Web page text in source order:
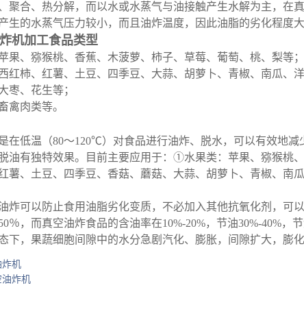
聚合、热分解，而以水或水蒸气与油接触产生水解为主，在
生的水蒸气压力较小，而且油炸温度，因此油脂的劣化程度大
机加工食品类型
果、猕猴桃、香蕉、木菠萝、柿子、草莓、葡萄、桃、梨等；
红柿、红薯、土豆、四季豆、大蒜、胡萝卜、青椒、南瓜、洋
枣、花生等；
禽肉类等。
在低温（80～120℃）对食品进行油炸、脱水，可以有效地减
油有独特效果。目前主要应用于：①水果类：苹果、猕猴桃
薯、土豆、四季豆、香菇、蘑菇、大蒜、胡萝卜、青椒、
炸可以防止食用油脂劣化变质，不必加入其他抗氧化剂，可
％，而真空油炸食品的含油率在10%-20%，节油30%-40%，
下，果蔬细胞间隙中的水分急剧汽化、膨胀，间隙扩大，膨
炸机
炸机